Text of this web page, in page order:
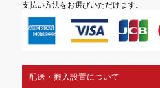
支払い方法をお選びいただけます。
配送・搬入設置について